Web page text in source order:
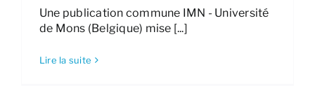
Une publication commune IMN - Université
de Mons (Belgique) mise [...]
Lire la suite